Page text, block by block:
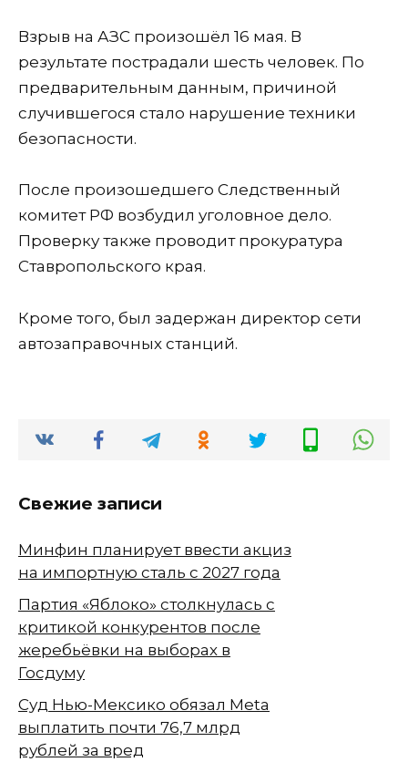
Взрыв на АЗС произошёл 16 мая. В
результате пострадали шесть человек. По
предварительным данным, причиной
случившегося стало нарушение техники
безопасности.
После произошедшего Следственный
комитет РФ возбудил уголовное дело.
Проверку также проводит прокуратура
Ставропольского края.
Кроме того, был задержан директор сети
автозаправочных станций.
Свежие записи
Минфин планирует ввести акциз
на импортную сталь с 2027 года
Партия «Яблоко» столкнулась с
критикой конкурентов после
жеребьёвки на выборах в
Госдуму
Суд Нью-Мексико обязал Meta
выплатить почти 76,7 млрд
рублей за вред